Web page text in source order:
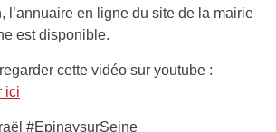
l’annuaire en ligne du site de la mairie
est disponible.
cette vidéo sur youtube :
ici
#EpinaysurSeine